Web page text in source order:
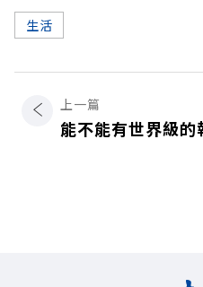
生活
上一篇
能不能有世界級